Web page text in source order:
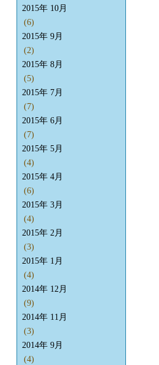
2015年 10月
(6)
2015年 9月
(2)
2015年 8月
(5)
2015年 7月
(7)
2015年 6月
(7)
2015年 5月
(4)
2015年 4月
(6)
2015年 3月
(4)
2015年 2月
(3)
2015年 1月
(4)
2014年 12月
(9)
2014年 11月
(3)
2014年 9月
(4)